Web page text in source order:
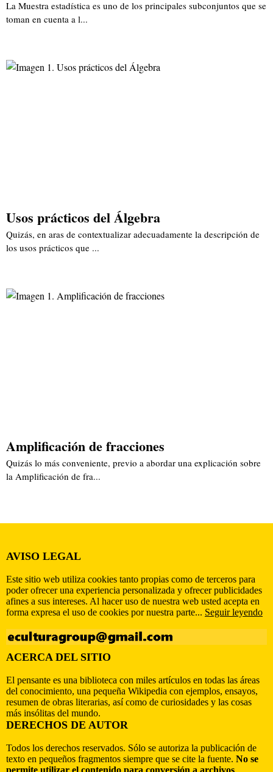
La Muestra estadística es uno de los principales subconjuntos que se
toman en cuenta a l...
Usos prácticos del Álgebra
Quizás, en aras de contextualizar adecuadamente la descripción de
los usos prácticos que ...
Amplificación de fracciones
Quizás lo más conveniente, previo a abordar una explicación sobre
la Amplificación de fra...
AVISO LEGAL
Este sitio web utiliza cookies tanto propias como de terceros para
poder ofrecer una experiencia personalizada y ofrecer publicidades
afines a sus intereses. Al hacer uso de nuestra web usted acepta en
forma expresa el uso de cookies por nuestra parte... Seguir leyendo
ACERCA DEL SITIO
El pensante es una biblioteca con miles artículos en todas las áreas
del conocimiento, una pequeña Wikipedia con ejemplos, ensayos,
resumen de obras literarias, así como de curiosidades y las cosas
más insólitas del mundo.
DERECHOS DE AUTOR
Todos los derechos reservados. Sólo se autoriza la publicación de
texto en pequeños fragmentos siempre que se cite la fuente. No se
permite utilizar el contenido para conversión a archivos